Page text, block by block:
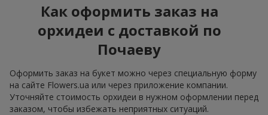
Как оформить заказ на
орхидеи с доставкой по
Почаеву
Оформить заказ на букет можно через специальную форму
на сайте Flowers.ua или через приложение компании.
Уточняйте стоимость орхидеи в нужном оформлении перед
заказом, чтобы избежать неприятных ситуаций.